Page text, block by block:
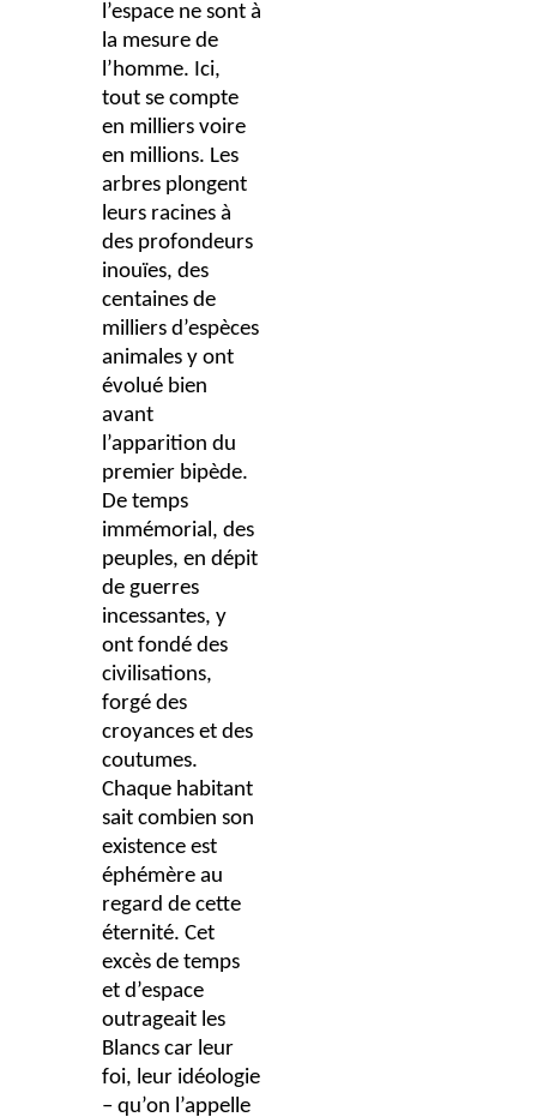
l’espace ne sont à
la mesure de
l’homme. Ici,
tout se compte
en milliers voire
en millions. Les
arbres plongent
leurs racines à
des profondeurs
inouïes, des
centaines de
milliers d’espèces
animales y ont
évolué bien
avant
l’apparition du
premier bipède.
De temps
immémorial, des
peuples, en dépit
de guerres
incessantes, y
ont fondé des
civilisations,
forgé des
croyances et des
coutumes.
Chaque habitant
sait combien son
existence est
éphémère au
regard de cette
éternité. Cet
excès de temps
et d’espace
outrageait les
Blancs car leur
foi, leur idéologie
– qu’on l’appelle